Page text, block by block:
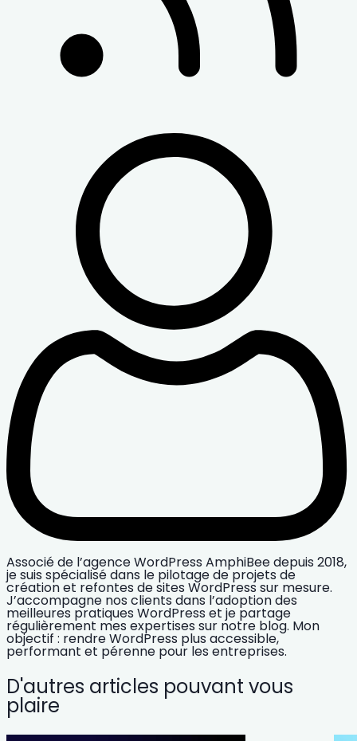
Associé de l’agence WordPress AmphiBee depuis 2018,
je suis spécialisé dans le pilotage de projets de
création et refontes de sites WordPress sur mesure.
J’accompagne nos clients dans l’adoption des
meilleures pratiques WordPress et je partage
régulièrement mes expertises sur notre blog. Mon
objectif : rendre WordPress plus accessible,
performant et pérenne pour les entreprises.
D'autres articles pouvant vous
plaire